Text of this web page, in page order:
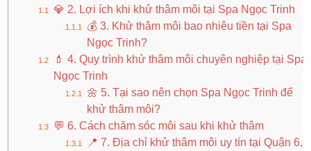
💎 2. Lợi ích khi khử thâm môi tại Spa Ngọc Trinh
💰 3. Khử thâm môi bao nhiêu tiền tại Spa
Ngọc Trinh?
💄 4. Quy trình khử thâm môi chuyên nghiệp tại Spa
Ngọc Trinh
🌼 5. Tại sao nên chọn Spa Ngọc Trinh để
khử thâm môi?
💬 6. Cách chăm sóc môi sau khi khử thâm
📍 7. Địa chỉ khử thâm môi uy tín tại Quận 6,